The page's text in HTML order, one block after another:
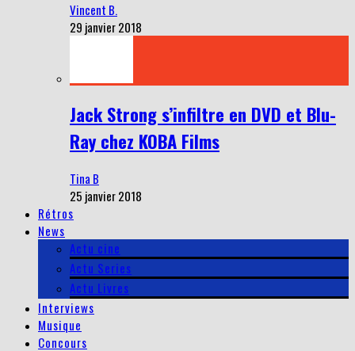
Vincent B.
29 janvier 2018
Jack Strong s’infiltre en DVD et Blu-
Ray chez KOBA Films
Tina B
25 janvier 2018
Rétros
News
Actu cine
Actu Series
Actu Livres
Interviews
Musique
Concours